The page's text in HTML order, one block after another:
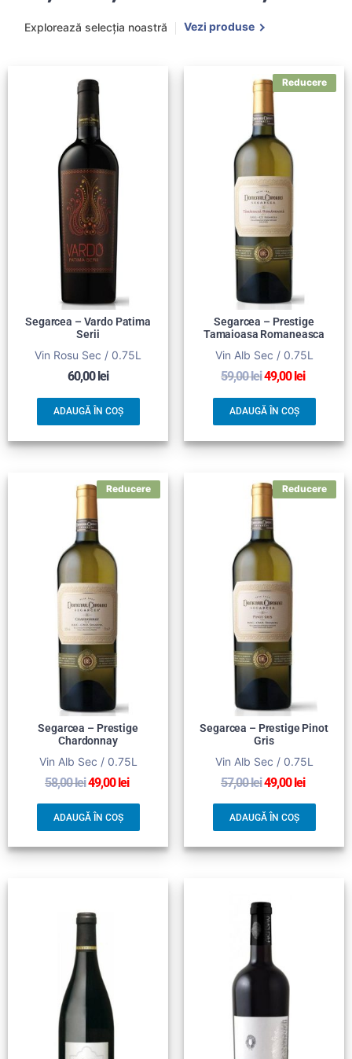
Explorează selecția noastră Vezi produse
Segarcea – Vardo Patima
Serii
Vin Rosu Sec / 0.75L
60,00 lei
ADAUGĂ ÎN COȘ
Segarcea – Prestige
Tamaioasa Romaneasca
Vin Alb Sec / 0.75L
59,00lei49,00 lei
ADAUGĂ ÎN COȘ
Segarcea – Prestige
Chardonnay
Vin Alb Sec / 0.75L
58,00lei49,00lei
ADAUGĂ ÎN COȘ
Segarcea – Prestige Pinot
Gris
Vin Alb Sec / 0.75L
57,00lei49,00lei
ADAUGĂ ÎN COȘ